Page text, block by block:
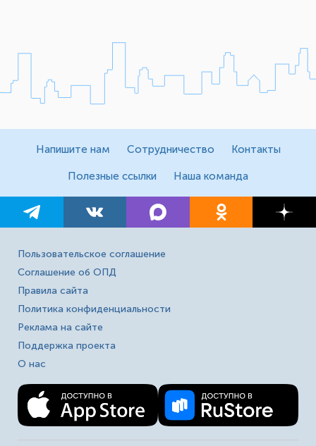
Напишите нам Сотрудничество Контакты
Полезные ссылки Наша команда
Пользовательское соглашение
Соглашение об ОПД
Правила сайта
Политика конфиденциальности
Реклама на сайте
Поддержка проекта
О нас